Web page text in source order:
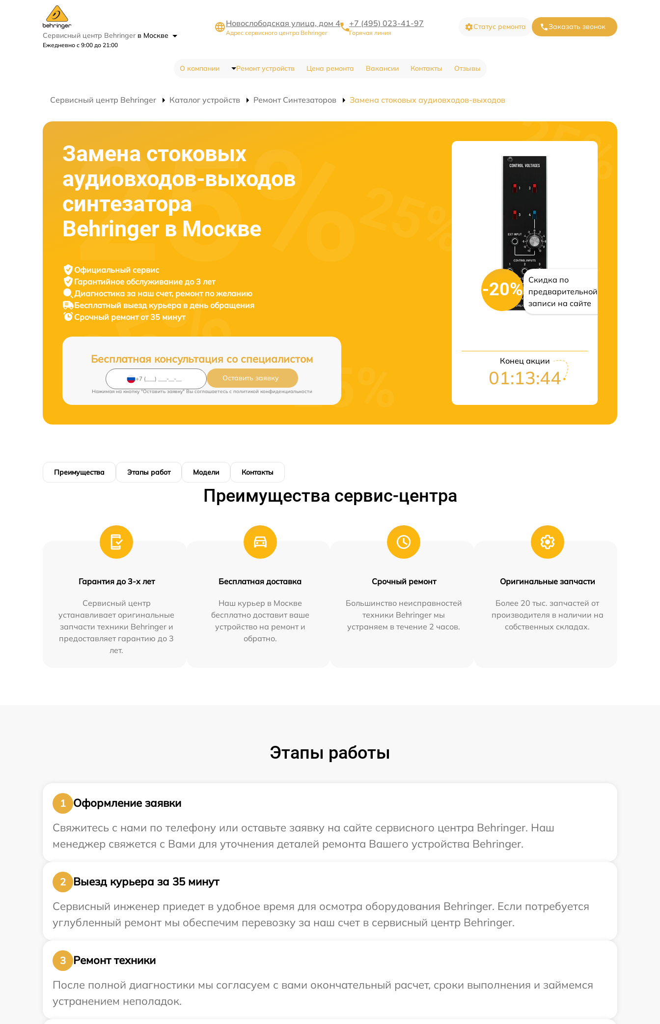
Сервисный центр Behringer в Москве
Ежедневно с 9:00 до 21:00
Новослободская улица, дом 4
Адрес сервисного центра Behringer
+7 (495) 023-41-97
Горячая линия
Статус ремонта Заказать звонок
О компании Ремонт устройств Цена ремонта Вакансии Контакты Отзывы
Сервисный центр Behringer Каталог устройств Ремонт Синтезаторов Замена стоковых аудиовходов-выходов
Замена стоковых
аудиовходов-выходов
синтезатора
Behringer в Москве
Официальный сервис
Гарантийное обслуживание до 3 лет
Диагностика за наш счет, ремонт по желанию
Бесплатный выезд курьера в день обращения
Срочный ремонтот 35 минут
Бесплатная консультация со специалистом
Оставить заявку
Нажимая на кнопку "Оставить заявку" Вы соглашаетесь c политикой конфиденциальности
-20%
Скидка по
предварительной
записи на сайте
Конец акции
01:13:43
Преимущества Этапы работ Модели Контакты
Преимущества сервис-центра
Гарантия до 3-х лет
Сервисный центр
устанавливает оригинальные
запчасти техники Behringer и
предоставляет гарантию до 3
лет.
Бесплатная доставка
Наш курьер в Москве
бесплатно доставит ваше
устройство на ремонт и
обратно.
Срочный ремонт
Большинство неисправностей
техники Behringer мы
устраняем в течение 2 часов.
Оригинальные запчасти
Более 20 тыс. запчастей от
производителя в наличии на
собственных складах.
Этапы работы
1
Оформление заявки
Свяжитесь с нами по телефону или оставьте заявку на сайте сервисного центра Behringer. Наш
менеджер свяжется с Вами для уточнения деталей ремонта Вашего устройства Behringer.
2
Выезд курьера за 35 минут
Сервисный инженер приедет в удобное время для осмотра оборудования Behringer. Если потребуется
углубленный ремонт мы обеспечим перевозку за наш счет в сервисный центр Behringer.
3
Ремонт техники
После полной диагностики мы согласуем с вами окончательный расчет, сроки выполнения и займемся
устранением неполадок.